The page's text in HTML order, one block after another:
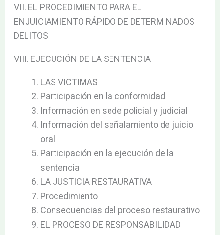
VII. EL PROCEDIMIENTO PARA EL
ENJUICIAMIENTO RÁPIDO DE DETERMINADOS
DELITOS
VIII. EJECUCIÓN DE LA SENTENCIA
LAS VICTIMAS
Participación en la conformidad
Información en sede policial y judicial
Información del señalamiento de juicio
oral
Participación en la ejecución de la
sentencia
LA JUSTICIA RESTAURATIVA
Procedimiento
Consecuencias del proceso restaurativo
EL PROCESO DE RESPONSABILIDAD